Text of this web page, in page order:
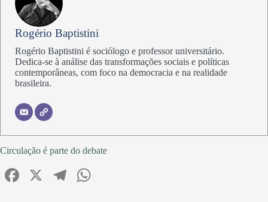
Rogério Baptistini
Rogério Baptistini é sociólogo e professor universitário.
Dedica-se à análise das transformações sociais e políticas
contemporâneas, com foco na democracia e na realidade
brasileira.
Circulação é parte do debate
Fa X
Te